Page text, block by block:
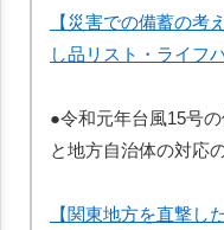
【災害での備蓄の考
し品リスト・ライフ
●令和元年台風15号
と地方自治体の対応
【関東地方を直撃し